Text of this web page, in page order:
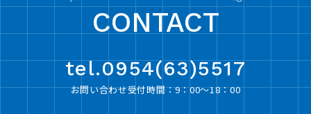
CONTACT
tel.0954(63)5517
お問い合わせ受付時間：9：00〜18：00